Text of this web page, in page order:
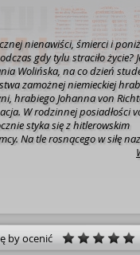
nienawiści, śmierci i
gdy tylu straciło życie? Jest
Wolińska, na co dzień
zamożnej niemieckiej
hrabiego Johanna von
W rodzinnej posiadłości
styka się z hitlerowskim
i
Johann zakochują się w sobie.
odkrycie tego roku!” Justyna
by ocenić